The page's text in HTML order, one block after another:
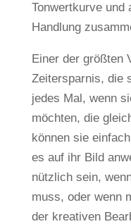
Tonwertkurve und
Handlung
Einer der größten
Zeitersparnis, die
jedes Mal, wenn
möchten, die
können sie
es auf ihr Bild
nützlich sein,
muss, oder wenn
der kreativen